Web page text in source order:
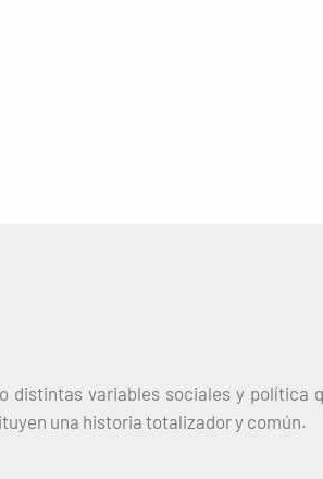
distintas variables sociales y política
una historia totalizador y común.